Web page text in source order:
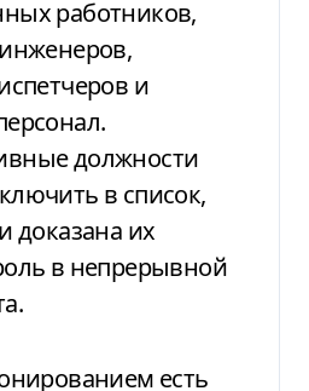
работников,
и
должности
в список,
доказана их
в непрерывной
есть